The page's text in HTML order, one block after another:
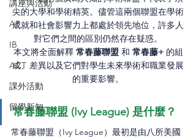
講座與活動
AP
IB
ACT
課外活動
留學新知
尖的大學和學術精英。儘管這兩個聯盟在學術
成就和社會影響力上都處於領先地位，許多人
對它們之間的區別仍然存在疑惑。
本文將全面解釋 常春藤聯盟 和 常春藤+ 的組
成、差異以及它們對學生未來學術和職業發展
的重要影響。
常春藤聯盟 (Ivy League) 是什麼？
常春藤聯盟（Ivy League）最初是由八所美國